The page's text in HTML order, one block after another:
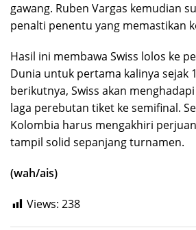
gawang. Ruben Vargas kemudian
penalti penentu yang memastikan
Hasil ini membawa Swiss lolos ke
Dunia untuk pertama kalinya sejak
berikutnya, Swiss akan
laga perebutan tiket ke semifinal.
Kolombia harus mengakhiri
tampil solid sepanjang turnamen.
(wah/ais)
Views: 238